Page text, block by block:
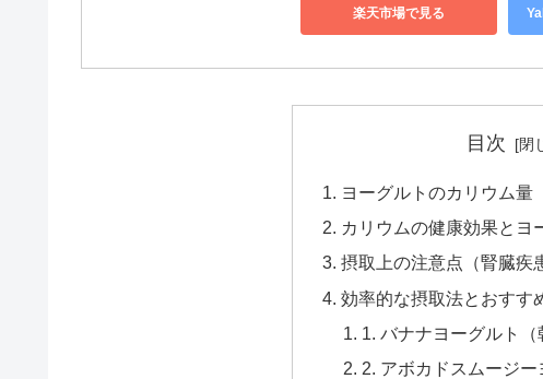
楽天市場で見る
目次
ヨーグルトのカリウム量
カリウムの健康効果とヨ
摂取上の注意点（腎臓疾
効率的な摂取法とおすす
1. バナナヨーグルト（
2. アボカドスムージー